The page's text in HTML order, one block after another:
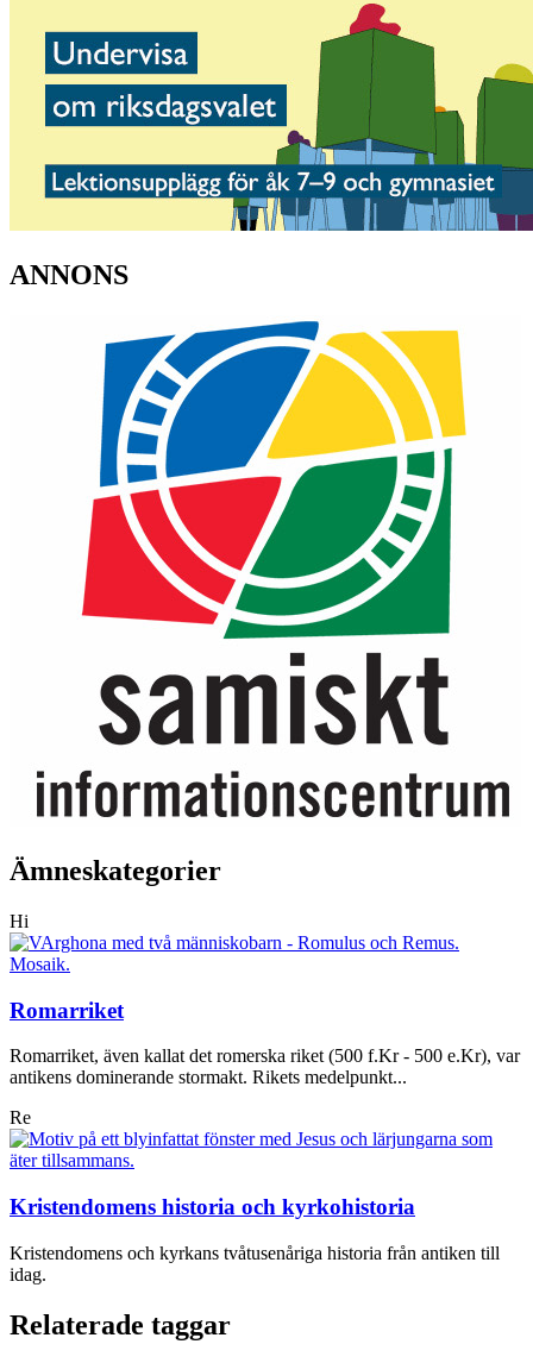
ANNONS
Ämneskategorier
Hi
Romarriket
Romarriket, även kallat det romerska riket (500 f.Kr - 500 e.Kr), var
antikens dominerande stormakt. Rikets medelpunkt...
Re
Kristendomens historia och kyrkohistoria
Kristendomens och kyrkans tvåtusenåriga historia från antiken till
idag.
Relaterade taggar